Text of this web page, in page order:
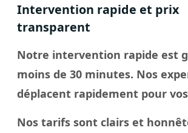
Intervention rapide et prix
transparent
Notre intervention rapide est
moins de 30 minutes. Nos
déplacent rapidement pour
Nos tarifs sont clairs et